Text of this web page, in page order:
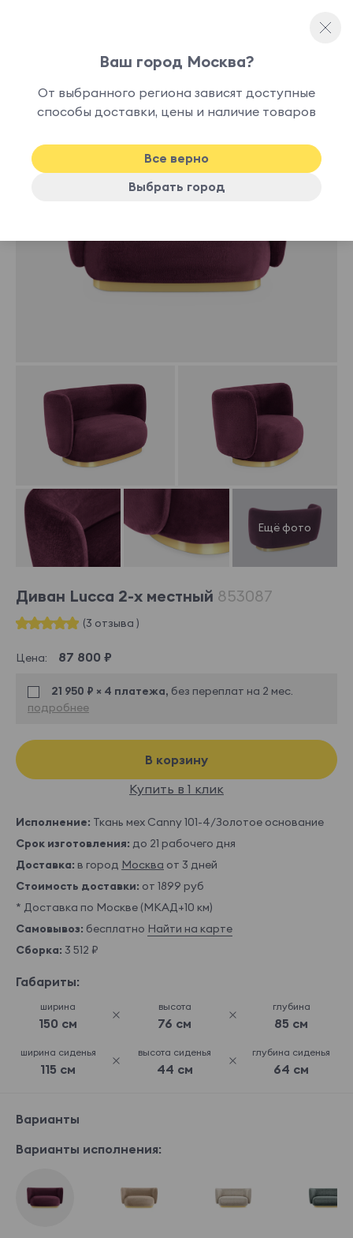
Хит
Диван Lucca 2-х местный 853087
(3 отзыва )
Цена: 87 800 ₽
21 950 ₽ × 4 платежа, без переплат на 2 мес.
подробнее
В корзину
Купить в 1 клик
Исполнение: Ткань мех Canny 101-4/Золотое основание
Срок изготовления: до 21 рабочего дня
Доставка: в город Москва от 3 дней
Стоимость доставки: от 1899 руб
* Доставка по Москве (МКАД+10 км)
Самовывоз: бесплатно Найти на карте
Сборка: 3 512 ₽
Габариты:
ширина
150 см
высота
76 см
глубина
85 см
ширина сиденья
115 см
высота сиденья
44 см
глубина сиденья
64 см
Варианты
Варианты исполнения:
Ваш город Москва?
От выбранного региона зависят доступные
способы доставки, цены и наличие товаров
Все верно
Выбрать город